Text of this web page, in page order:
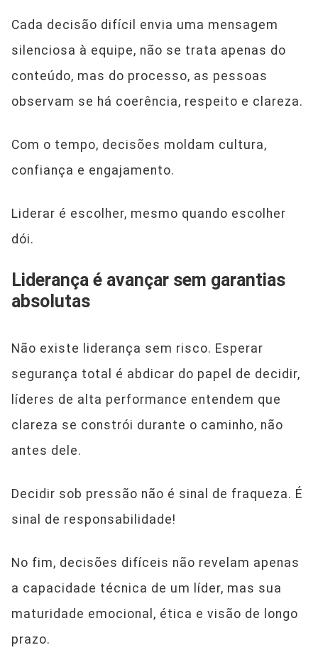
Cada decisão difícil envia uma mensagem
silenciosa à equipe, não se trata apenas do
conteúdo, mas do processo, as pessoas
observam se há coerência, respeito e clareza.
Com o tempo, decisões moldam cultura,
confiança e engajamento.
Liderar é escolher, mesmo quando escolher
dói.
Liderança é avançar sem garantias
absolutas
Não existe liderança sem risco. Esperar
segurança total é abdicar do papel de decidir,
líderes de alta performance entendem que
clareza se constrói durante o caminho, não
antes dele.
Decidir sob pressão não é sinal de fraqueza. É
sinal de responsabilidade!
No fim, decisões difíceis não revelam apenas
a capacidade técnica de um líder, mas sua
maturidade emocional, ética e visão de longo
prazo.